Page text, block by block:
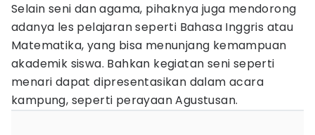
Selain seni dan agama, pihaknya juga mendorong
adanya les pelajaran seperti Bahasa Inggris atau
Matematika, yang bisa menunjang kemampuan
akademik siswa. Bahkan kegiatan seni seperti
menari dapat dipresentasikan dalam acara
kampung, seperti perayaan Agustusan.